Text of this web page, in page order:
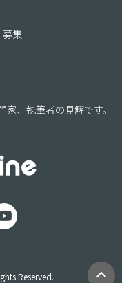
募集
、執筆者の見解です。
Reserved.